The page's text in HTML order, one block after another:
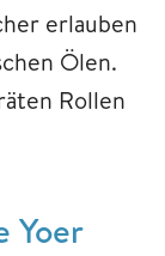
erlauben
Ölen.
Rollen
Yoer